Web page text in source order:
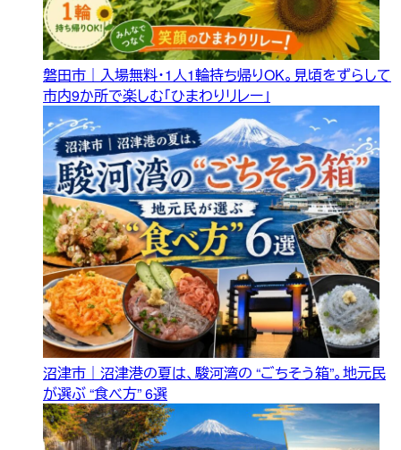
磐田市｜入場無料・1人1輪持ち帰りOK。見頃をずらして
市内9か所で楽しむ「ひまわりリレー」
沼津市｜沼津港の夏は、駿河湾の “ごちそう箱”。地元民
が選ぶ “食べ方” 6選